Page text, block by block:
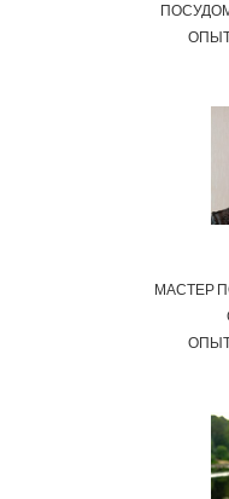
ОПЫТ
МАСТЕР
ОПЫТ